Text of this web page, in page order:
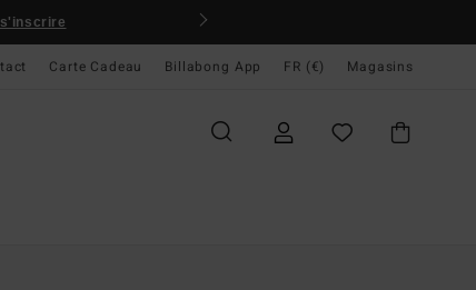
Carte Cadeau Billabong App FR (€) Magasins